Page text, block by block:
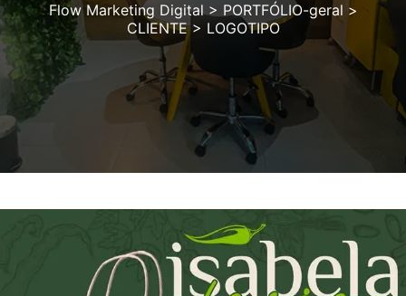
Flow Marketing Digital> PORTFÓLIO-geral >
CLIENTE> LOGOTIPO